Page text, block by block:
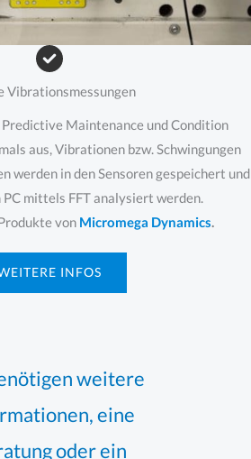
Vibrationsmessungen
Maintenance und Condition
aus, Vibrationen bzw. Schwingungen
werden in den Sensoren gespeichert und
PC mittels FFT analysiert werden.
von Micromega Dynamics.
INFOS
weitere
eine
oder ein